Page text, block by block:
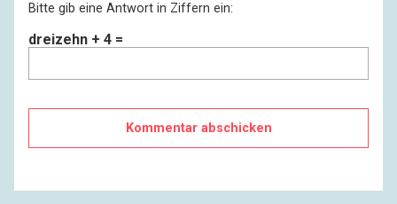
Bitte gib eine Antwort in Ziffern ein:
dreizehn + 4 =